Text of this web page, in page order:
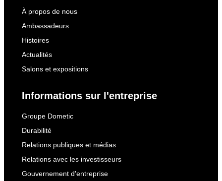
À propos de nous
Ambassadeurs
Histoires
Actualités
Salons et expositions
Informations sur l'entreprise
Groupe Dometic
Durabilité
Relations publiques et médias
Relations avec les investisseurs
Gouvernement d'entreprise